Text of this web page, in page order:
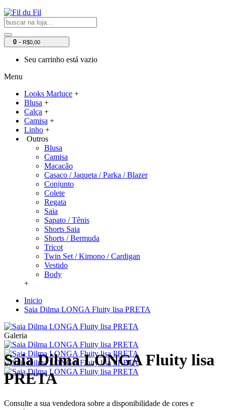
0 - R$0,00
Seu carrinho está vazio
Menu
Looks Marluce +
Blusa +
Calça +
Camisa +
Linho +
Outros
Blusa
Camisa
Macacão
Casaco / Jaqueta / Parka / Blazer
Conjunto
Colete
Regata
Saia
Sapato / Tênis
Shorts Saia
Shorts / Bermuda
Tricot
Twin Set / Kimono / Cardigan
Vestido
Body
+
Inicio
Saia Dilma LONGA Fluity lisa PRETA
Galeria
Saia Dilma LONGA Fluity lisa
PRETA
Consulte a sua vendedora sobre a disponibilidade de cores e